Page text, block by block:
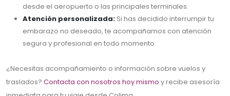
desde el aeropuerto o las principales terminales.
Atención personalizada: Si has decidido interrumpir tu
embarazo no deseado, te acompañamos con atención
segura y profesional en todo momento.
¿Necesitas acompañamiento o información sobre vuelos y
traslados? Contacta con nosotros hoy mismo y recibe asesoría